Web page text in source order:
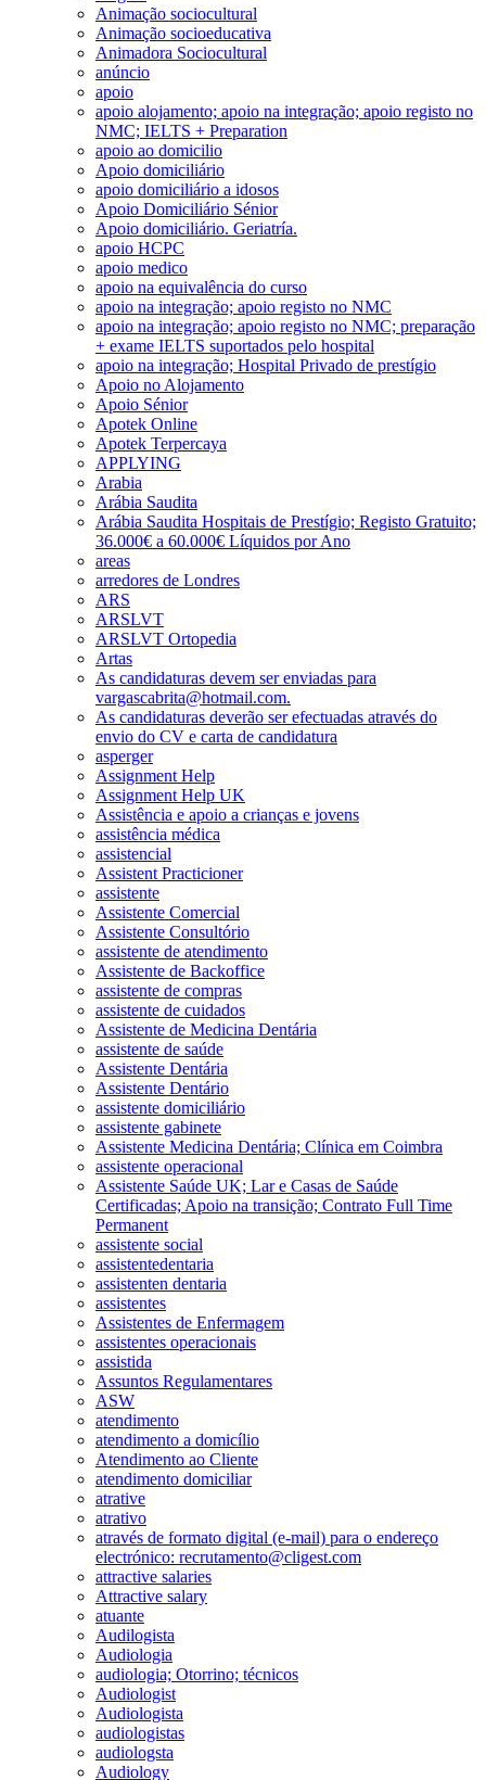
Animação sociocultural
Animação socioeducativa
Animadora Sociocultural
anúncio
apoio
apoio alojamento; apoio na integração; apoio registo no
NMC; IELTS + Preparation
apoio ao domicilio
Apoio domiciliário
apoio domiciliário a idosos
Apoio Domiciliário Sénior
Apoio domiciliário. Geriatría.
apoio HCPC
apoio medico
apoio na equivalência do curso
apoio na integração; apoio registo no NMC
apoio na integração; apoio registo no NMC; preparação
+ exame IELTS suportados pelo hospital
apoio na integração; Hospital Privado de prestígio
Apoio no Alojamento
Apoio Sénior
Apotek Online
Apotek Terpercaya
APPLYING
Arabia
Arábia Saudita
Arábia Saudita Hospitais de Prestígio; Registo Gratuito;
36.000€ a 60.000€ Líquidos por Ano
areas
arredores de Londres
ARS
ARSLVT
ARSLVT Ortopedia
Artas
As candidaturas devem ser enviadas para
vargascabrita@hotmail.com.
As candidaturas deverão ser efectuadas através do
envio do CV e carta de candidatura
asperger
Assignment Help
Assignment Help UK
Assistência e apoio a crianças e jovens
assistência médica
assistencial
Assistent Practicioner
assistente
Assistente Comercial
Assistente Consultório
assistente de atendimento
Assistente de Backoffice
assistente de compras
assistente de cuidados
Assistente de Medicina Dentária
assistente de saúde
Assistente Dentária
Assistente Dentário
assistente domiciliário
assistente gabinete
Assistente Medicina Dentária; Clínica em Coimbra
assistente operacional
Assistente Saúde UK; Lar e Casas de Saúde
Certificadas; Apoio na transição; Contrato Full Time
Permanent
assistente social
assistentedentaria
assistenten dentaria
assistentes
Assistentes de Enfermagem
assistentes operacionais
assistida
Assuntos Regulamentares
ASW
atendimento
atendimento a domicílio
Atendimento ao Cliente
atendimento domiciliar
atrative
atrativo
através de formato digital (e-mail) para o endereço
electrónico: recrutamento@cligest.com
attractive salaries
Attractive salary
atuante
Audilogista
Audiologia
audiologia; Otorrino; técnicos
Audiologist
Audiologista
audiologistas
audiologsta
Audiology